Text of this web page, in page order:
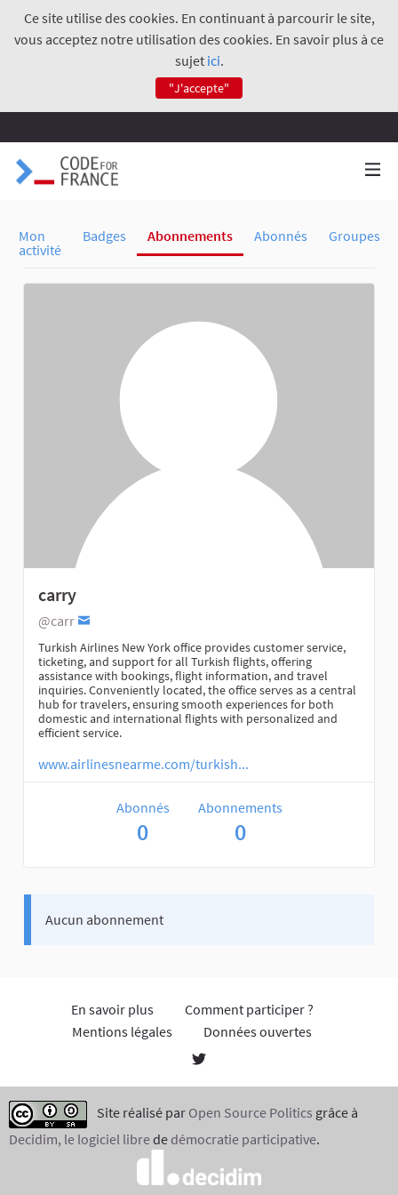
Ce site utilise des cookies. En continuant à parcourir le site,
vous acceptez notre utilisation des cookies. En savoir plus à ce
sujet ici.
"J'accepte"
Mon
activité
Badges Abonnements Abonnés Groupes
carry
@carr
Turkish Airlines New York office provides customer service,
ticketing, and support for all Turkish flights, offering
assistance with bookings, flight information, and travel
inquiries. Conveniently located, the office serves as a central
hub for travelers, ensuring smooth experiences for both
domestic and international flights with personalized and
efficient service.
www.airlinesnearme.com/turkish...
Abonnés
0
Abonnements
0
Aucun abonnement
En savoir plus
Comment participer ?
Mentions légales
Données ouvertes
Site réalisé par Open Source Politics grâce à
Decidim, le logiciel librededémocratie participative.